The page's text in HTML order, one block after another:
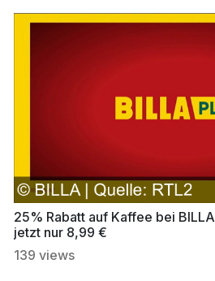
25% Rabatt auf Kaffee bei
jetzt nur 8,99 €
139 views